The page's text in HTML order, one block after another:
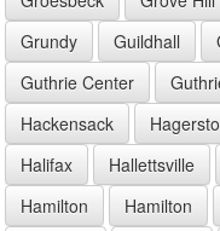
Grundy
Guildhall
Guthrie Center
Hackensack
Halifax
Hallettsville
Hamilton
Hamilton